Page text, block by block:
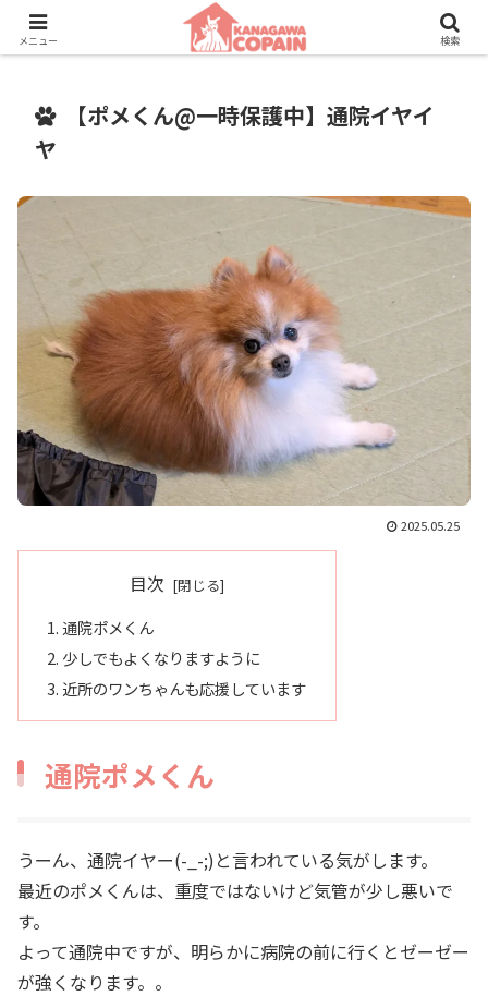
保護動物たちに、新しい家族との素敵な出会いを。
【ポメくん@一時保護中】通院イヤイ
ヤ
2025.05.25
目次
通院ポメくん
少しでもよくなりますように
近所のワンちゃんも応援しています
通院ポメくん
うーん、通院イヤー(-_-;)と言われている気がします。
最近のポメくんは、重度ではないけど気管が少し悪いで
す。
よって通院中ですが、明らかに病院の前に行くとゼーゼー
が強くなります。。
メニュー 検索